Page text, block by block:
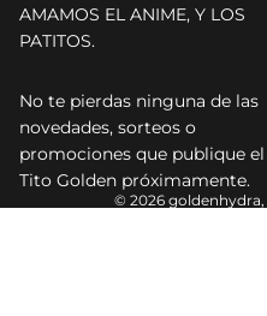
AMAMOS EL ANIME, Y LOS
PATITOS.
No te pierdas ninguna de las
novedades, sorteos o
promociones que publique el
Tito Golden próximamente.
© 2026 goldenhydra,